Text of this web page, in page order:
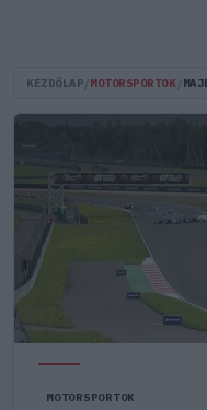
KEZDŐLAP MOTORSPORTOK
MOTORSPORTOK